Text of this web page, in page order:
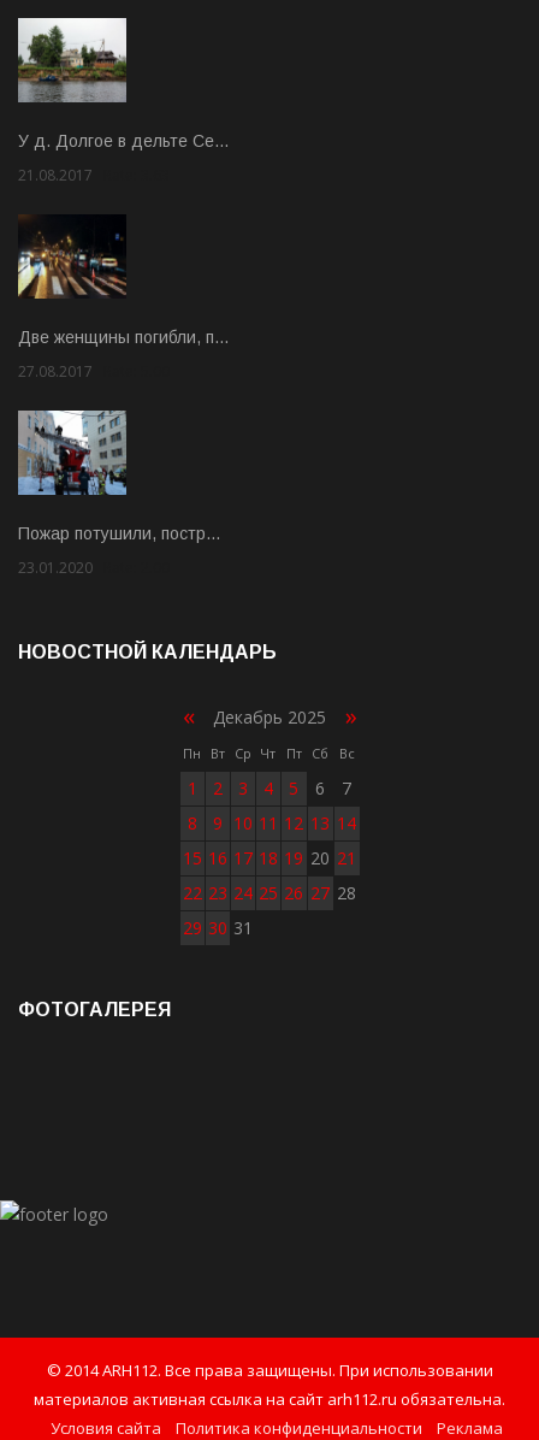
У д. Долгое в дельте Се…
21.08.2017
Две женщины погибли, п…
27.08.2017
Пожар потушили, постр…
23.01.2020
НОВОСТНОЙ КАЛЕНДАРЬ
« Декабрь 2025 »
Пн Вт Ср Чт Пт Сб Вс
1 2 3 4 5 6
7
8
9 10 11 12 13 14
15 16 17 18 19 20 21
22 23 24 25 26 27 28
29 30 31
ФОТОГАЛЕРЕЯ
© 2014 ARH112. Все права защищены. При использовании
материалов активная ссылка на сайт arh112.ru обязательна.
Условия сайта
Политика конфиденциальности Реклама